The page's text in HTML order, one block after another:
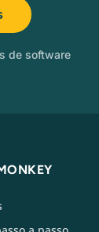
de software